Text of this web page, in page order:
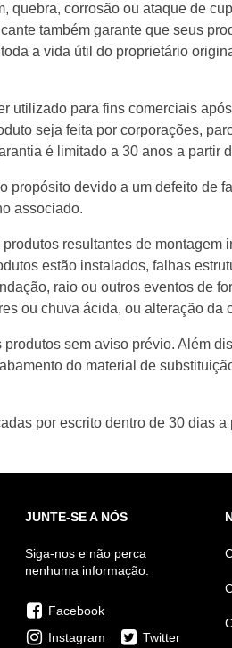
quebra, corrosão ou ataque de
também garante que seus
a vida útil do proprietário
utilizado para fins comerciais
seja feita por corporações,
é limitado a 30 anos a partir
devido a um defeito de
associado.
resultantes de
estão instalados, falhas
raio ou outros eventos de
ou chuva ácida, ou alteração da
sem aviso prévio. Além
do material de
por escrito dentro de 30 dias
JUNTE-SE A NÓS
Siga-nos e não perca
nenhuma informação.
Facebook
Instagram
Twitter